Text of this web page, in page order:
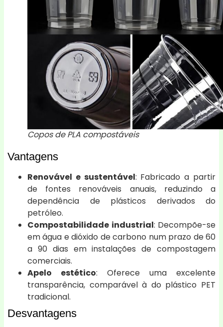
Copos de PLA compostáveis
Vantagens
Renovável e sustentável: Fabricado a partir
de fontes renováveis anuais, reduzindo a
dependência de plásticos derivados do
petróleo.
Compostabilidade industrial: Decompõe-se
em água e dióxido de carbono num prazo de 60
a 90 dias em instalações de compostagem
comerciais.
Apelo estético: Oferece uma excelente
transparência, comparável à do plástico PET
tradicional.
Desvantagens